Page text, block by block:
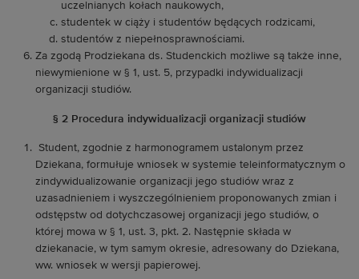
uczelnianych kołach naukowych,
studentek w ciąży i studentów będących rodzicami,
studentów z niepełnosprawnościami.
Za zgodą Prodziekana ds. Studenckich możliwe są także inne,
niewymienione w § 1, ust. 5, przypadki indywidualizacji
organizacji studiów.
§ 2 Procedura indywidualizacji organizacji studiów
Student, zgodnie z harmonogramem ustalonym przez
Dziekana, formułuje wniosek w systemie teleinformatycznym o
zindywidualizowanie organizacji jego studiów wraz z
uzasadnieniem i wyszczególnieniem proponowanych zmian i
odstępstw od dotychczasowej organizacji jego studiów, o
której mowa w § 1, ust. 3, pkt. 2. Następnie składa w
dziekanacie, w tym samym okresie, adresowany do Dziekana,
ww. wniosek w wersji papierowej.